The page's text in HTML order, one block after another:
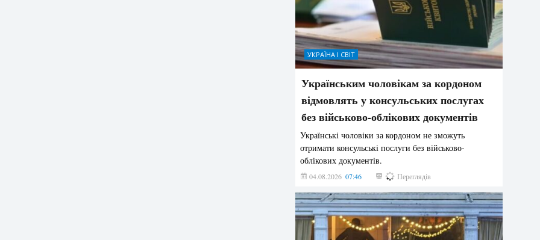
УКРАЇНА І СВІТ
Українським чоловікам за кордоном
відмовлять у консульських послугах
без військово-облікових документів
Українські чоловіки за кордоном не зможуть
отримати консульські послуги без військово-
облікових документів.
04.08.2026 07:46 158 Переглядів